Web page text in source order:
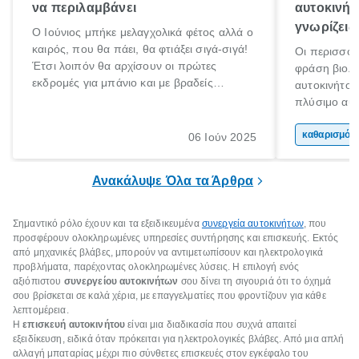
να περιλαμβάνει
Ο Ιούνιος μπήκε μελαγχολικά φέτος αλλά ο
καιρός, που θα πάει, θα φτιάξει σιγά-σιγά!
Έτσι λοιπόν θα αρχίσουν οι πρώτες
εκδρομές για μπάνιο και με βραδείς
06 Ιούν 2025
γνωρίζεις!
Οι
φράση
πλύσιμο
Ανακάλυψε Όλα τα Άρθρα
Σημαντικό ρόλο έχουν και τα εξειδικευμένα συνεργεία αυτοκινήτων, που
προσφέρουν ολοκληρωμένες υπηρεσίες συντήρησης και επισκευής. Εκτός
από μηχανικές βλάβες, μπορούν να αντιμετωπίσουν και ηλεκτρολογικά
προβλήματα, παρέχοντας ολοκληρωμένες λύσεις. Η επιλογή ενός
αξιόπιστου συνεργείου αυτοκινήτων σου δίνει τη σιγουριά ότι το όχημά
σου βρίσκεται σε καλά χέρια, με επαγγελματίες που φροντίζουν για κάθε
λεπτομέρεια.
Ηεπισκευή αυτοκινήτου είναι μια διαδικασία που συχνά απαιτεί
εξειδίκευση, ειδικά όταν πρόκειται για ηλεκτρολογικές βλάβες. Από μια απλή
αλλαγή μπαταρίας μέχρι πιο σύνθετες επισκευές στον εγκέφαλο του